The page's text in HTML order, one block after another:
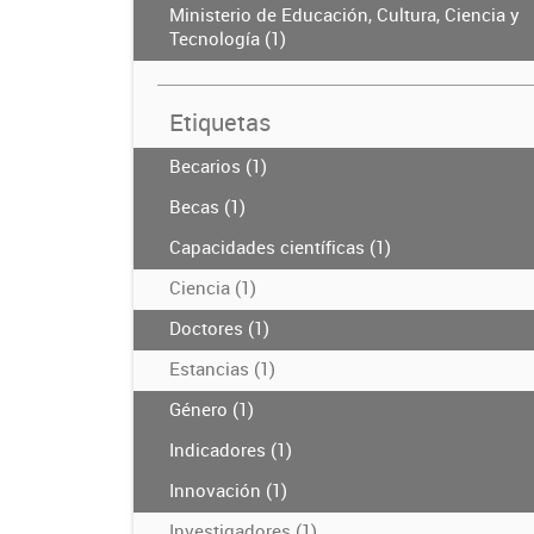
Ministerio de Educación, Cultura, Ciencia y
Tecnología (1)
Etiquetas
Becarios (1)
Becas (1)
Capacidades científicas (1)
Ciencia (1)
Doctores (1)
Estancias (1)
Género (1)
Indicadores (1)
Innovación (1)